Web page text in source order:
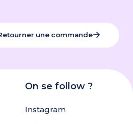
une commande
On se follow ?
Instagram